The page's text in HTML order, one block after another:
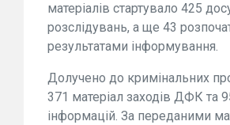
матеріалів стартувало 425
розслідувань, а ще 43
результатами інформування.
Долучено до кримінальних
371 матеріал заходів ДФК та
інформацій. За переданими